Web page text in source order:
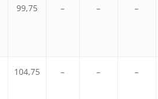
99,75 – – –
104,75 – – –